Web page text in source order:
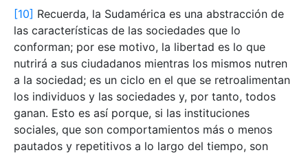
[10] Recuerda, la Sudamérica es una abstracción de
las características de las sociedades que lo
conforman; por ese motivo, la libertad es lo que
nutrirá a sus ciudadanos mientras los mismos nutren
a la sociedad; es un ciclo en el que se retroalimentan
los individuos y las sociedades y, por tanto, todos
ganan. Esto es así porque, si las instituciones
sociales, que son comportamientos más o menos
pautados y repetitivos a lo largo del tiempo, son